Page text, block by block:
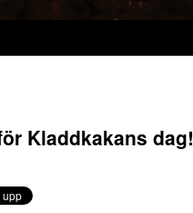
Kladdkakans dag!